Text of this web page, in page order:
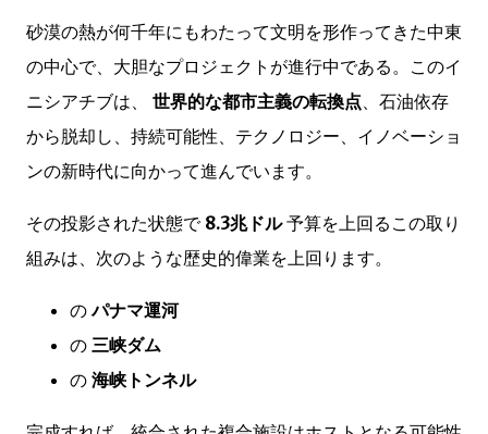
砂漠の熱が何千年にもわたって文明を形作ってきた中東
の中心で、大胆なプロジェクトが進行中である。このイ
ニシアチブは、 世界的な都市主義の転換点、石油依存
から脱却し、持続可能性、テクノロジー、イノベーショ
ンの新時代に向かって進んでいます。
その投影された状態で 8.3兆ドル予算を上回るこの取り
組みは、次のような歴史的偉業を上回ります。
のパナマ運河
の 三峡ダム
の 海峡トンネル